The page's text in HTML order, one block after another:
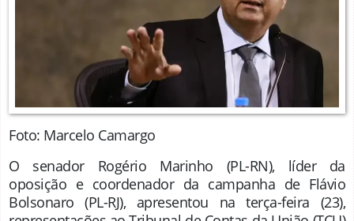
Foto: Marcelo Camargo
O senador Rogério Marinho (PL-RN), líder da
oposição e coordenador da campanha de Flávio
Bolsonaro (PL-RJ), apresentou na terça-feira (23),